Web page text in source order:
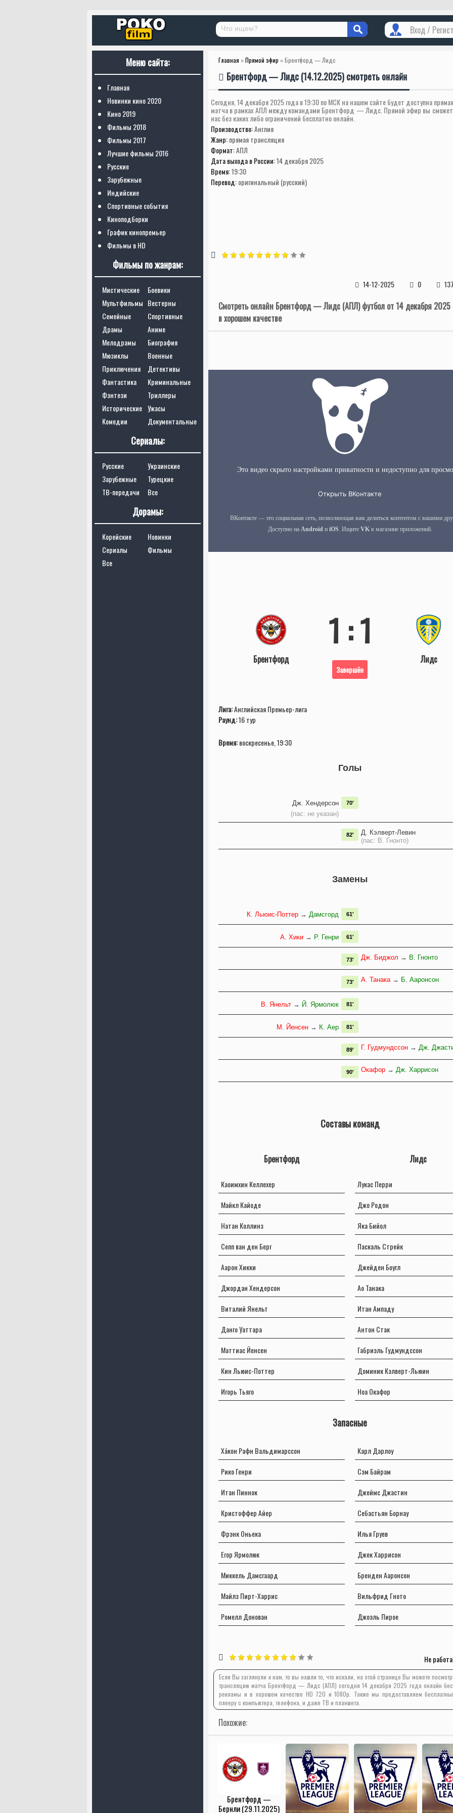
Вход /
Меню сайта:
Главная
Новинки кино 2020
Кино 2019
Фильмы 2018
Фильмы 2017
Лучшие фильмы 2016
Русские
Зарубежные
Индийские
Спортивные события
Киноподборки
График кинопремьер
Фильмы в HD
Фильмы по жанрам:
Мистические
Боевики
Мультфильмы Вестерны
Семейные
Спортивные
Драмы
Аниме
Мелодрамы
Биография
Мюзиклы
Военные
Приключения
Детективы
Фантастика
Криминальные
Фэнтези
Триллеры
Исторические Ужасы
Комедии
Документальные
Сериалы:
Русские
Украинские
Зарубежные
Турецкие
ТВ-передачи
Все
Дорамы:
Корейские
Новинки
Сериалы
Фильмы
Все
Главная »Прямой эфир » Брентфорд — Лидс
Брентфорд — Лидс (14.12.2025) смотреть онлайн
Сегодня, 14 декабря 2025 года в 19:30 по МСК на нашем сайте будет доступна
матча в рамках АПЛ между командами Брентфорд — Лидс. Прямой эфир вы
нас без каких либо ограничений бесплатно онлайн.
Производство:Англия
Жанр:прямая трансляция
Формат:АПЛ
Дата выхода в России:14 декабря 2025
Время:19:30
Перевод:оригинальный (русский)
14-12-2025 0
Смотреть онлайн Брентфорд — Лидс (АПЛ) футбол от 14 декабря 2025
в хорошем качестве
Брентфорд
1 : 1
Завершён
Лидс
Лига:Английская Премьер-лига
Раунд:16 тур
Время:воскресенье, 19:30
Голы
Дж. Хендерсон
(пас: не указан)
70'
Д. Кэлверт-Левин
(пас: В. Гнонто)
82'
Замены
К. Льюис-Поттер → Дамсгорд 61'
А. Хики → Р. Генри 61'
Дж. Биджол → В. Гнонто
73'
А. Танака→ Б. Ааронсон
73'
В. Янельт → Й. Ярмолюк 81'
М. Йенсен → К. Аер 81'
Г. Гудмундссон → Дж.
89'
Окафор → Дж. Харрисон
90'
Составы команд
Брентфорд
Каоимхин Келлехер
Майкл Кайоде
Натан Коллинз
Сепп ван ден Берг
Аарон Хикки
Джордан Хендерсон
Виталий Янельт
Данго Уаттара
Маттиас Йенсен
Кин Льюис-Поттер
Игорь Тьяго
Лидс
Лукас Перри
Джо Родон
Яка Бийол
Паскаль Стрейк
Джейден Боугл
Ао Танака
Итан Ампаду
Антон Стак
Габриэль Гудмундссон
Доминик Кэлверт-Льюин
Ноа Окафор
Запасные
Ха́кон Рафн Вальдимарссон
Рико Генри
Итан Пиннок
Кристоффер Айер
Фрэнк Оньека
Егор Ярмолюк
Миккель Дамсгаард
Майлз Пирт-Харрис
Ромелл Донован
Карл Дарлоу
Сэм Байрам
Джеймс Джастин
Себастьян Борнау
Илья Груев
Джек Харрисон
Бренден Ааронсон
Вильфрид Гното
Джоэль Пирое
Не
Если Вы заглянули к нам, то вы нашли то, что искали, на этой странице Вы можете
трансляцию матча Брентфорд — Лидс (АПЛ) сегодня 14 декабря 2025 года онлайн
рекламы и в хорошем качестве HD 720 и 1080p. Также мы предоставляем
плееру с компьютера, телефона, и даже ТВ и планшета.
Похожие:
Брентфорд —
Бернли (29.11.2025)